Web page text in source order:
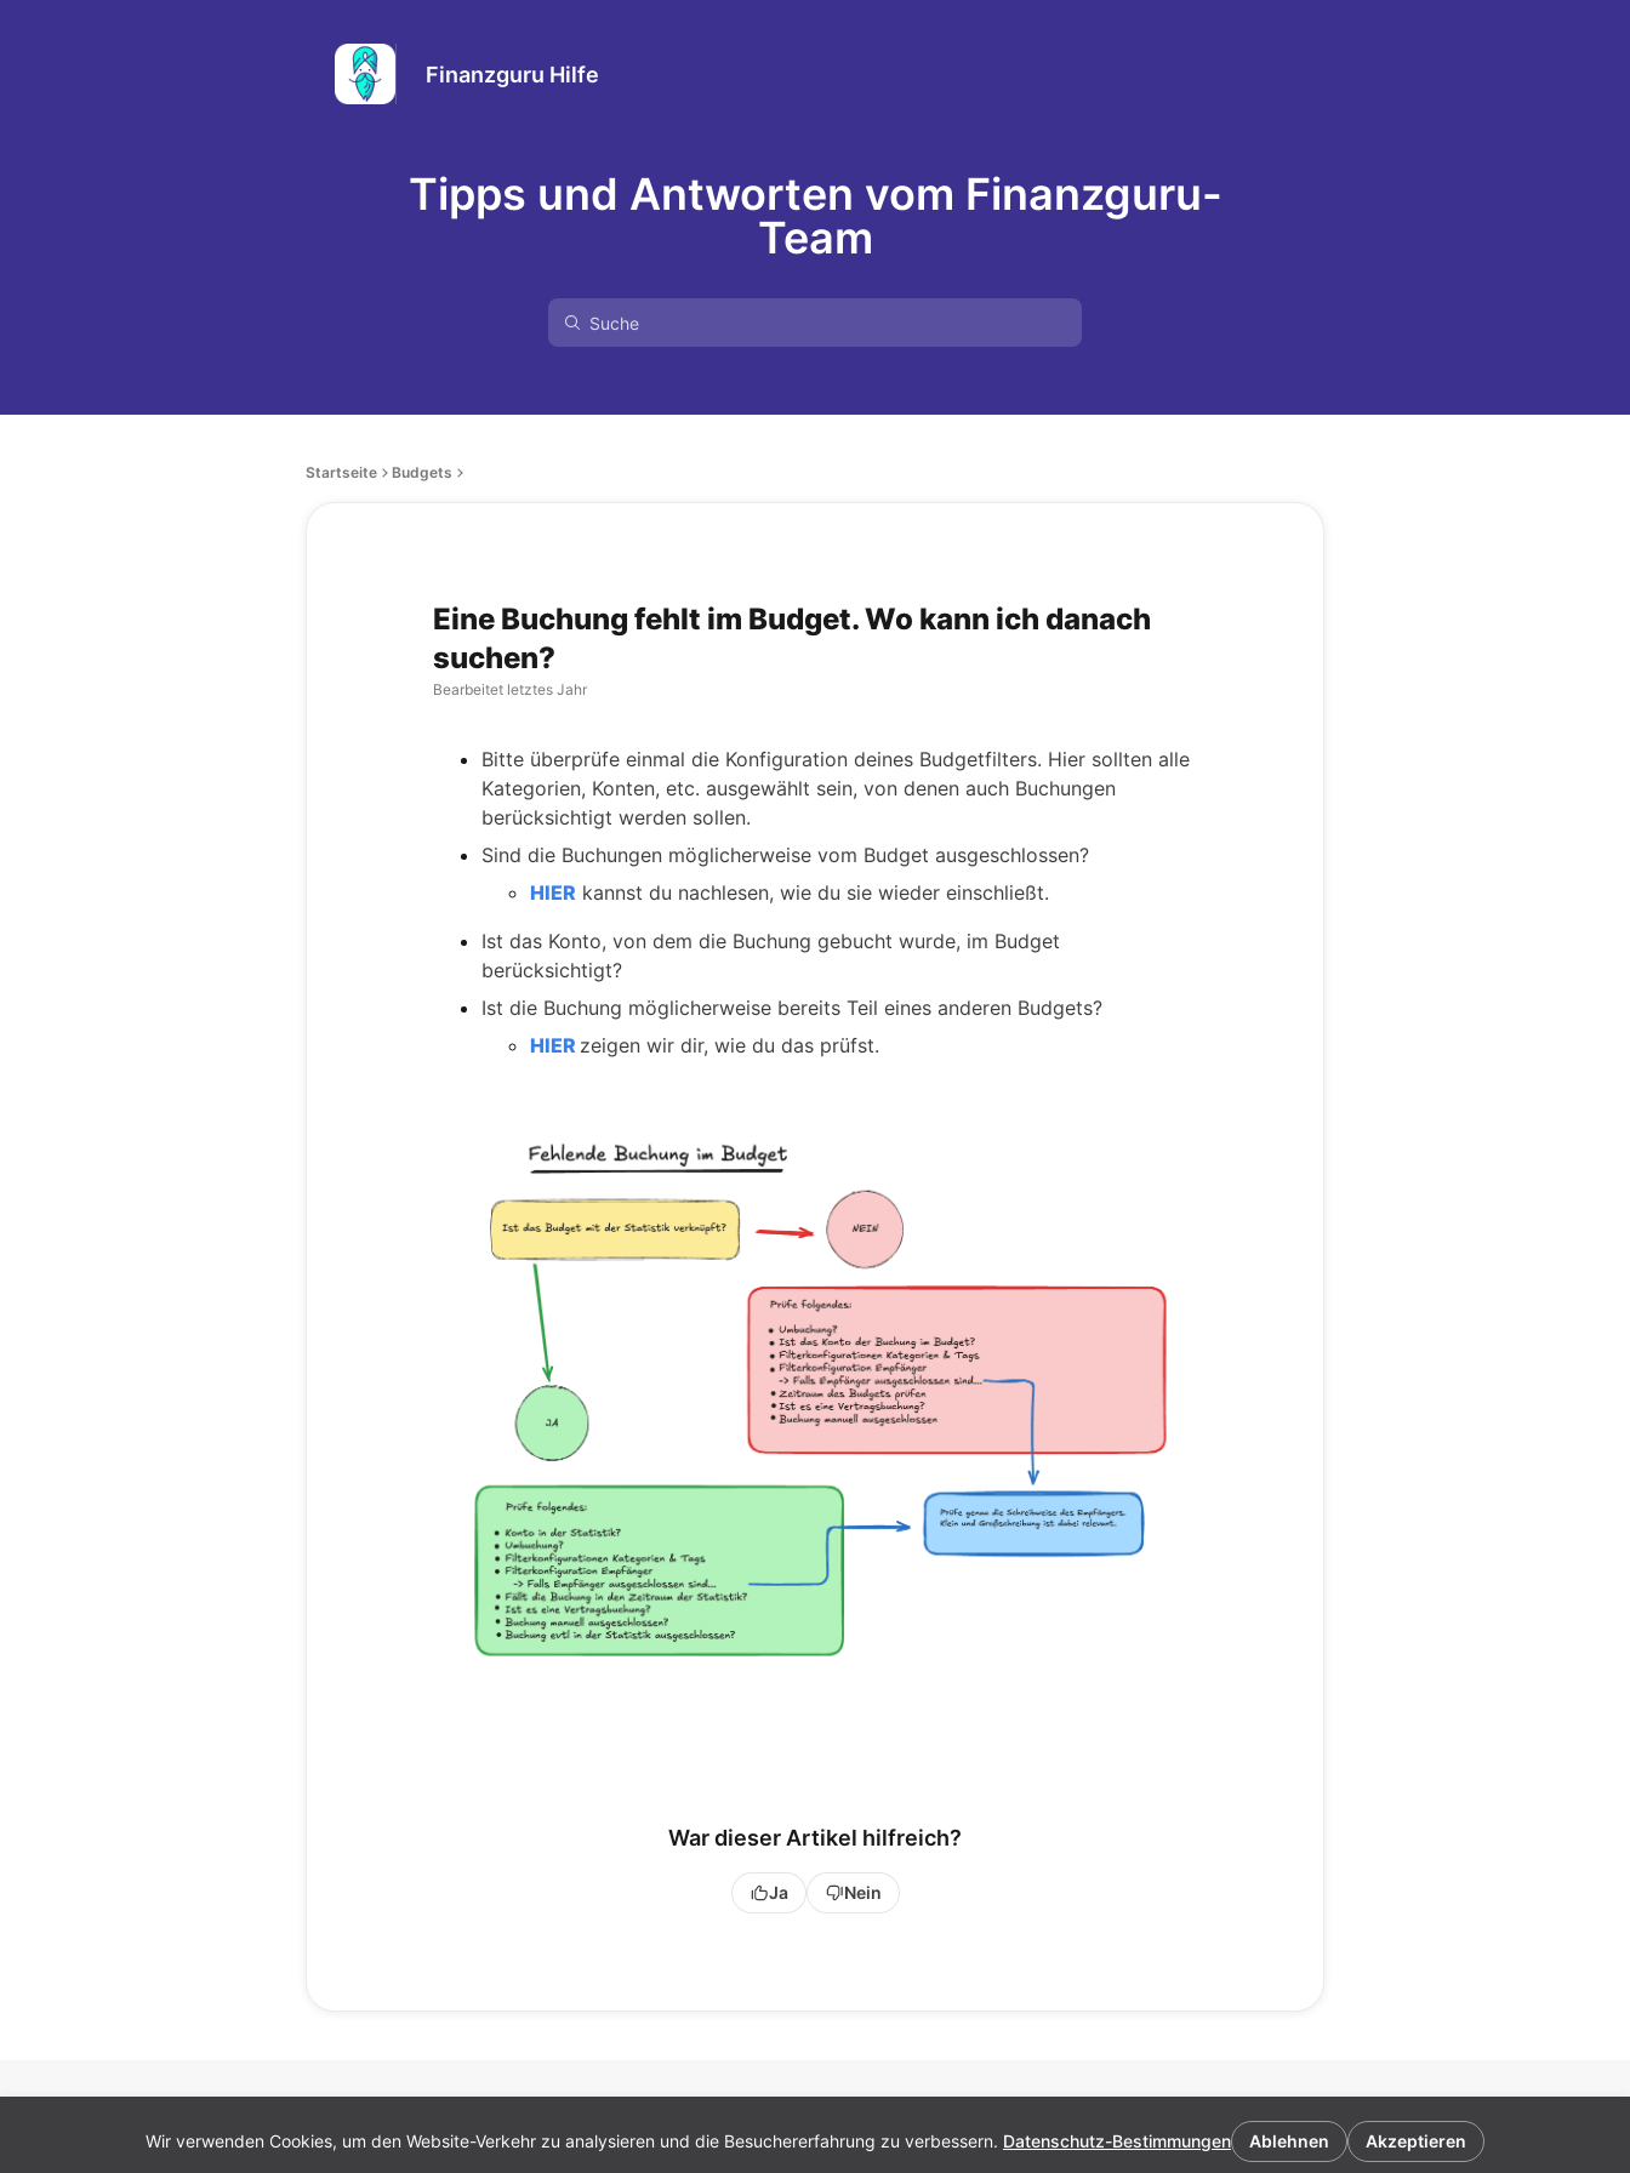
Finanzguru Hilfe
Tipps und Antworten vom Finanzguru-
Team
Wir verwenden Cookies, um den Website-Verkehr zu analysieren und die Besuchererfahrung zu verbessern. Datenschutz-Bestimmungen Ablehnen Akzeptieren
Startseite Budgets
Eine Buchung fehlt im Budget. Wo kann ich danach
suchen?
Bearbeitet letztes Jahr
Bitte überprüfe einmal die Konfiguration deines Budgetfilters. Hier sollten alle
Kategorien, Konten, etc. ausgewählt sein, von denen auch Buchungen
berücksichtigt werden sollen.
Sind die Buchungen möglicherweise vom Budget ausgeschlossen?
HIER kannst du nachlesen, wie du sie wieder einschließt.
Ist das Konto, von dem die Buchung gebucht wurde, im Budget
berücksichtigt?
Ist die Buchung möglicherweise bereits Teil eines anderen Budgets?
HIER zeigen wir dir, wie du das prüfst.
War dieser Artikel hilfreich?
Ja Nein
Impressum